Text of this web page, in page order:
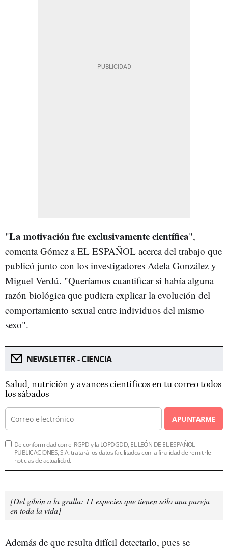
"La motivación fue exclusivamente científica",
comenta Gómez a EL ESPAÑOL acerca del trabajo que
publicó junto con los investigadores Adela González y
Miguel Verdú. "Queríamos cuantificar si había alguna
razón biológica que pudiera explicar la evolución del
comportamiento sexual entre individuos del mismo
sexo".
NEWSLETTER - CIENCIA
Salud, nutrición y avances científicos en tu correo todos
los sábados
APUNTARME
De conformidad con el RGPD y la LOPDGDD, EL LEÓN DE EL ESPAÑOL
PUBLICACIONES, S.A. tratará los datos facilitados con la finalidad de remitirle
noticias de actualidad.
[Del gibón a la grulla: 11 especies que tienen sólo una pareja
en toda la vida]
Además de que resulta difícil detectarlo, pues se